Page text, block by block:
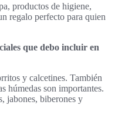
productos de higiene,
regalo perfecto para quien
que debo incluir en
y calcetines. También
húmedas son importantes.
jabones, biberones y